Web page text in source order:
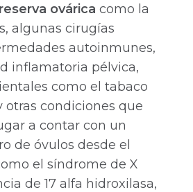
ovárica como la
algunas cirugías
autoinmunes,
inflamatoria pélvica,
como el tabaco
otras condiciones que
a contar con un
de óvulos desde el
el síndrome de X
de 17 alfa hidroxilasa,